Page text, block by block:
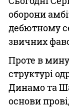
оборони
дебютному
звичних
Проте в
структурі
Динамо та
основи